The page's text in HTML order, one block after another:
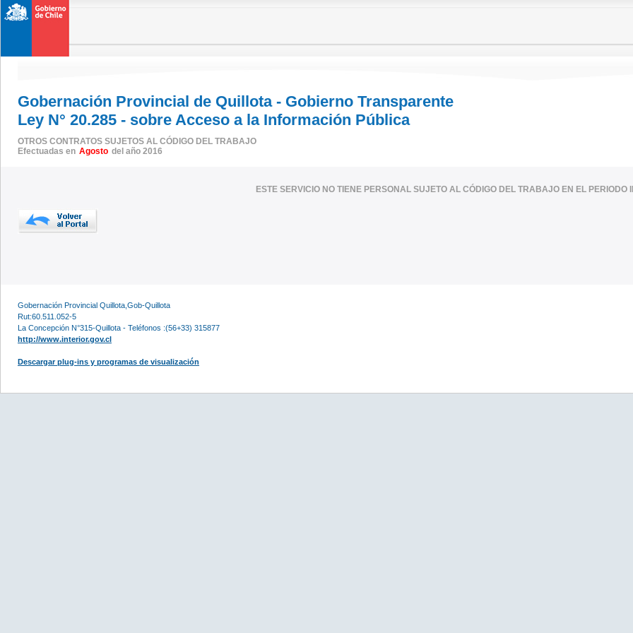
Gobernación Provincial de Quillota - Gobierno Transparente
Ley N° 20.285 - sobre Acceso a la Información Pública
OTROS CONTRATOS SUJETOS AL CÓDIGO DEL TRABAJO
Efectuadas en Agosto del año 2016
ESTE SERVICIO NO TIENE PERSONAL SUJETO AL CÓDIGO DEL TRABAJO EN EL PERIODO
Gobernación Provincial Quillota,Gob-Quillota
Rut:60.511.052-5
La Concepción N°315-Quillota - Teléfonos :(56+33) 315877
http://www.interior.gov.cl
Descargar plug-ins y programas de visualización